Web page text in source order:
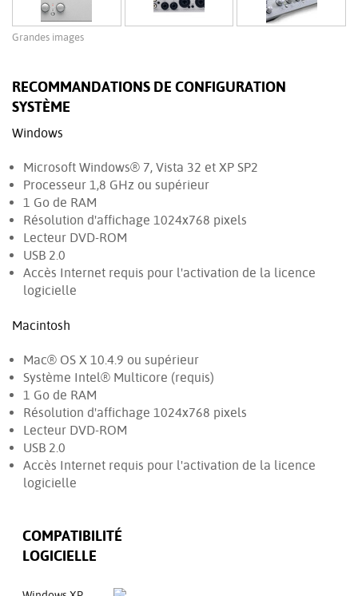
Grandes images
RECOMMANDATIONS DE CONFIGURATION
SYSTÈME
Windows
Microsoft Windows® 7, Vista 32 et XP SP2
Processeur 1,8 GHz ou supérieur
1 Go de RAM
Résolution d'affichage 1024x768 pixels
Lecteur DVD-ROM
USB 2.0
Accès Internet requis pour l'activation de la licence
logicielle
Macintosh
Mac® OS X 10.4.9 ou supérieur
Système Intel® Multicore (requis)
1 Go de RAM
Résolution d'affichage 1024x768 pixels
Lecteur DVD-ROM
USB 2.0
Accès Internet requis pour l'activation de la licence
logicielle
COMPATIBILITÉ
LOGICIELLE